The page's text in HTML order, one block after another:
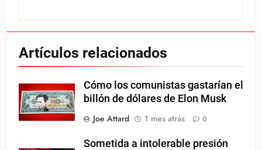
Artículos relacionados
Cómo los comunistas gastarían el
billón de dólares de Elon Musk
Joe Attard
1 mes atrás 0
Sometida a intolerable presión